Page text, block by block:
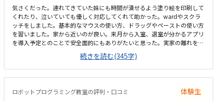
気さくだった。連れてきていた妹にも時間が潰せるよう塗り絵を印刷して
くれたり、泣いていても優しく対応してくれて助かった。wardやスクラ
ッチをしました。基本的なマウスの使い方、ドラッグやペーストの使い方
を習いました。家から近いのが良い。来月から入室、退室が分かるアプリ
を導入予定とのことで安全面的にもありがたいと思った。実家の離れを使
っているとのこと。５名まで入室可とのこと。ヘッドフォンがいくつかあ
り、集中できる環境もあった。週1回で約1万円。振替はLINEでの可能との
こと。費用は低学年を考慮してもやや高いと思った。低学年から、試験に
挑んだりしてモチベーションの持続が出来ると思った。この学年だからこ
来るのが良いと思った。
続きを読む(345字)
ロボットプログラミング教室の評判・口コミ 体験生